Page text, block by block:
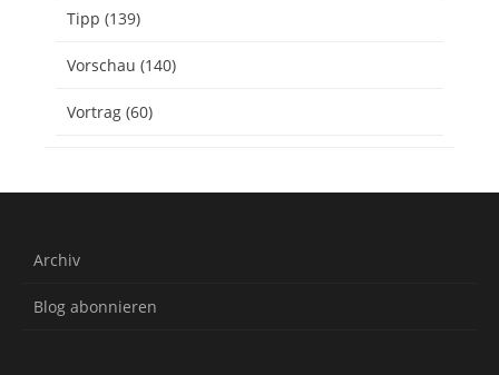
Tipp (139)
Vorschau (140)
Vortrag (60)
Archiv
Blog abonnieren